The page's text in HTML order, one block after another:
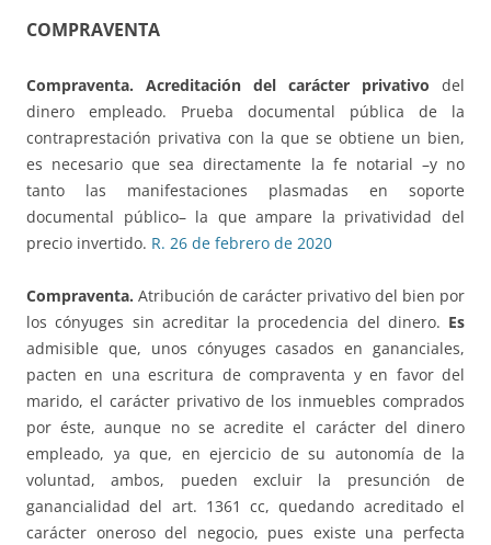
COMPRAVENTA
Compraventa. Acreditación del carácter privativo del
dinero empleado. Prueba documental pública de la
contraprestación privativa con la que se obtiene un bien,
es necesario que sea directamente la fe notarial –y no
tanto las manifestaciones plasmadas en soporte
documental público– la que ampare la privatividad del
precio invertido. R. 26 de febrero de 2020
Compraventa. Atribución de carácter privativo del bien por
los cónyuges sin acreditar la procedencia del dinero. Es
admisible que, unos cónyuges casados en gananciales,
pacten en una escritura de compraventa y en favor del
marido, el carácter privativo de los inmuebles comprados
por éste, aunque no se acredite el carácter del dinero
empleado, ya que, en ejercicio de su autonomía de la
voluntad, ambos, pueden excluir la presunción de
ganancialidad del art. 1361 cc, quedando acreditado el
carácter oneroso del negocio, pues existe una perfecta